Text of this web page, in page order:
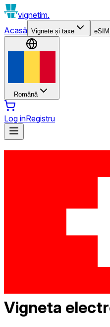
vignetim.
Acasă Vignete și taxe eSIM
Română
Log inRegistru
Vigneta